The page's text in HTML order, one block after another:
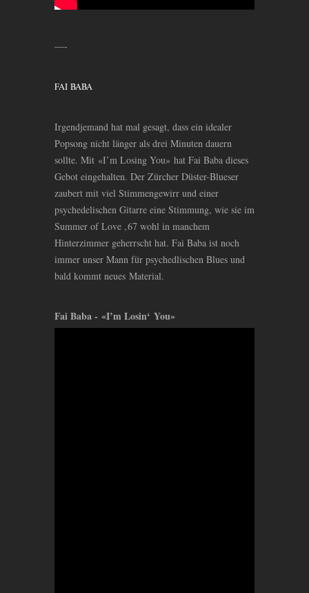
—-
FAI BABA
Irgendjemand hat mal gesagt, dass ein idealer
Popsong nicht länger als drei Minuten dauern
sollte. Mit «I’m Losing You» hat Fai Baba dieses
Gebot eingehalten. Der Zürcher Düster-Blueser
zaubert mit viel Stimmengewirr und einer
psychedelischen Gitarre eine Stimmung, wie sie im
Summer of Love ‚67 wohl in manchem
Hinterzimmer geherrscht hat. Fai Baba ist noch
immer unser Mann für psychedlischen Blues und
bald kommt neues Material.
Fai Baba - «I’m Losin‘ You»